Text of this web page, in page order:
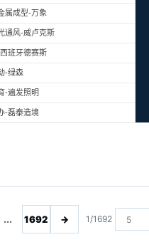
属成型-万象
通风-威卢克斯
班牙德赛斯
-绿森
-遍发照明
-磊泰造境
... 1692 → 1/1692